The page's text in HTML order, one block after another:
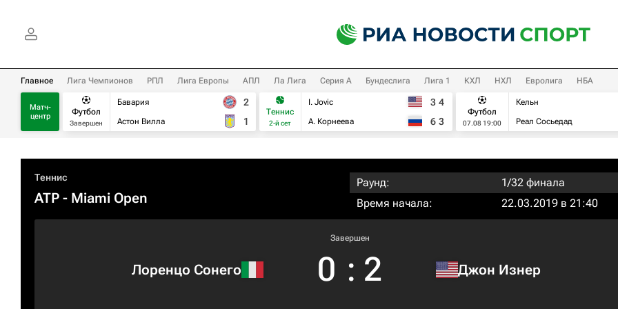
Главное Лига Чемпионов РПЛ Лига Европы АПЛ Ла Лига Серия А Бундеслига Лига 1 КХЛ НХЛ Евролига НБА
Матч-
центр
Футбол
Завершен
Бавария
Астон Вилла
2
1
Теннис
2-й сет
I. Jovic
А. Корнеева
3 4
6 3
Футбол
07.08 19:00
Кельн
Реал Сосьедад
Теннис
ATP - Miami Open
Раунд:
1/32 финала
Время начала:
22.03.2019 в 21:40
Лоренцо Сонего
Завершен
0 : 2 Джон Изнер